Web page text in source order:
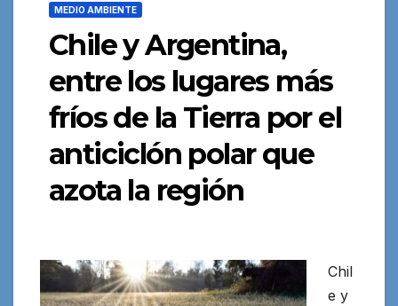
MEDIO AMBIENTE
Chile y Argentina,
entre los lugares más
fríos de la Tierra por el
anticiclón polar que
azota la región
Chil
e y